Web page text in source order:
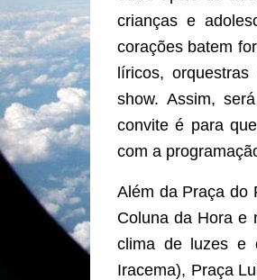
crianças e
corações batem
líricos,
show. Assim,
convite é para
com a
Além da Praça do
Coluna da Hora e
clima de luzes e
Iracema), Praça